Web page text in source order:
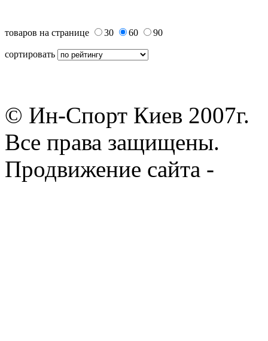
товаров на странице 30 60 90
сортировать
© Ин-Спорт Киев 2007г.
Все права защищены.
Продвижение сайта -